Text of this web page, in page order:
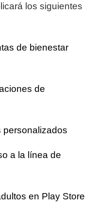
los siguientes
de bienestar
de
personalizados
a la línea de
en Play Store